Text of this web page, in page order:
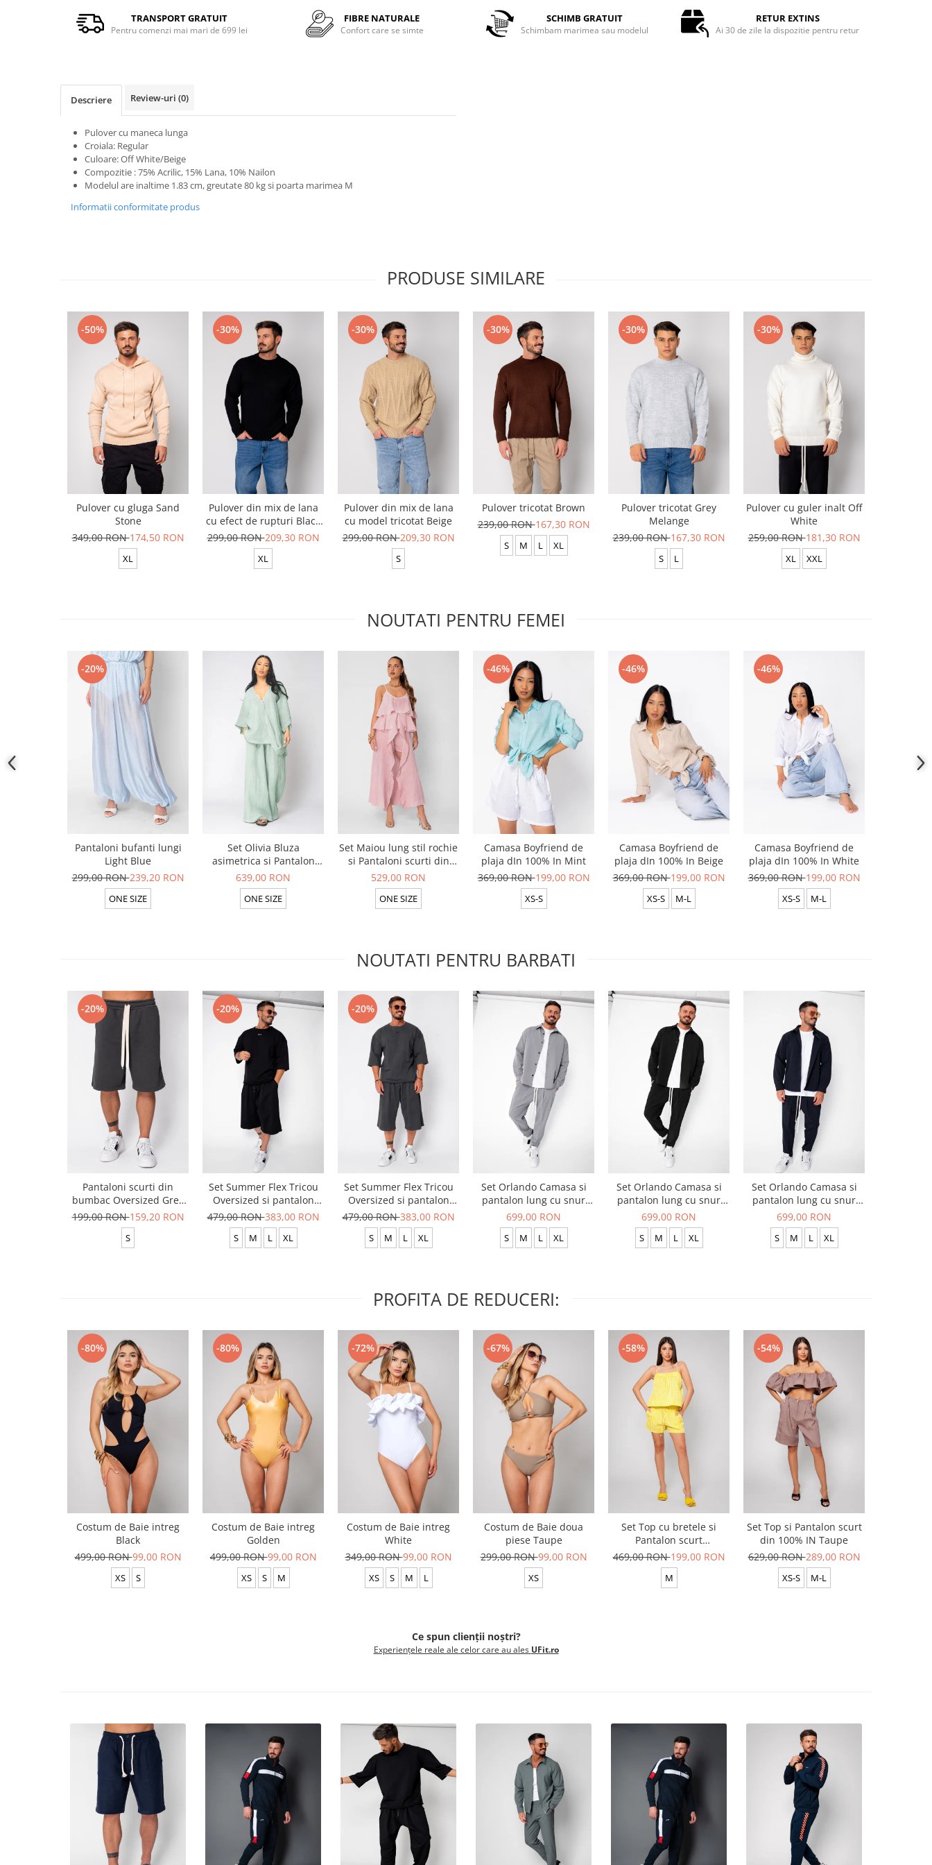
TRANSPORT GRATUIT
Pentru comenzi mai mari de 699 lei
FIBRE NATURALE
Confort care se simte
SCHIMB GRATUIT
Schimbam marimea sau modelul
RETUR EXTINS
Ai 30 de zile la dispozitie pentru retur
Descriere Review-uri (0)
Pulover cu maneca lunga
Croiala: Regular
Culoare: Off White/Beige
Compozitie : 75% Acrilic, 15% Lana, 10% Nailon
Modelul are inaltime 1.83 cm, greutate 80 kg si poarta marimea M
Informatii conformitate produs
PRODUSE SIMILARE
-50%
Pulover cu gluga Sand
Stone
349,00 RON174,50 RON
XL
-30%
Pulover din mix de lana
cu efect de rupturi Black
New
299,00 RON209,30 RON
XL
-30%
Pulover din mix de lana
cu model tricotat Beige
299,00 RON209,30 RON
S
-30%
Pulover tricotat Brown
239,00 RON167,30 RON
S M L XL
-30%
Pulover tricotat Grey
Melange
239,00 RON167,30 RON
S L
-30%
Pulover cu guler inalt Off
White
259,00 RON181,30 RON
XL XXL
NOUTATI PENTRU FEMEI
-20%
Pantaloni bufanti lungi
Light Blue
299,00 RON239,20 RON
ONE SIZE
Set Olivia Bluza
asimetrica si Pantalon
lung din 100% in Light
Olive
639,00 RON
ONE SIZE
Set Maiou lung stil rochie
si Pantaloni scurti din
100% in Rose
529,00 RON
ONE SIZE
-46%
Camasa Boyfriend de
plaja dIn 100% In Mint
369,00 RON199,00 RON
XS-S
-46%
Camasa Boyfriend de
plaja dIn 100% In Beige
369,00 RON199,00 RON
XS-S M-L
-46%
Camasa Boyfriend de
plaja dIn 100% In White
369,00 RON199,00 RON
XS-S M-L
NOUTATI PENTRU BARBATI
-20%
Pantaloni scurti din
bumbac Oversized Grey
Anthracite
199,00 RON159,20 RON
S
-20%
Set Summer Flex Tricou
Oversized si pantalon
scurt Baggy Black
479,00 RON383,00 RON
S M L XL
-20%
Set Summer Flex Tricou
Oversized si pantalon
scurt Baggy Grey
Anthracite
479,00 RON383,00 RON
S M L XL
Set Orlando Camasa si
pantalon lung cu snur
Premium Grey
699,00 RON
S M L XL
Set Orlando Camasa si
pantalon lung cu snur
Premium Black
699,00 RON
S M L XL
Set Orlando Camasa si
pantalon lung cu snur
Premium Navy
699,00 RON
S M L XL
PROFITA DE REDUCERI:
-80%
Costum de Baie intreg
Black
499,00 RON99,00 RON
XS S
-80%
Costum de Baie intreg
Golden
499,00 RON99,00 RON
XS S M
-72%
Costum de Baie intreg
White
349,00 RON99,00 RON
XS S M L
-67%
Costum de Baie doua
piese Taupe
299,00 RON99,00 RON
XS
-58%
Set Top cu bretele si
Pantalon scurt
Yellow/White
469,00 RON199,00 RON
M
-54%
Set Top si Pantalon scurt
din 100% IN Taupe
629,00 RON289,00 RON
XS-S M-L
Ce spun clienții noștri?
Experiențele reale ale celor care au ales UFit.ro